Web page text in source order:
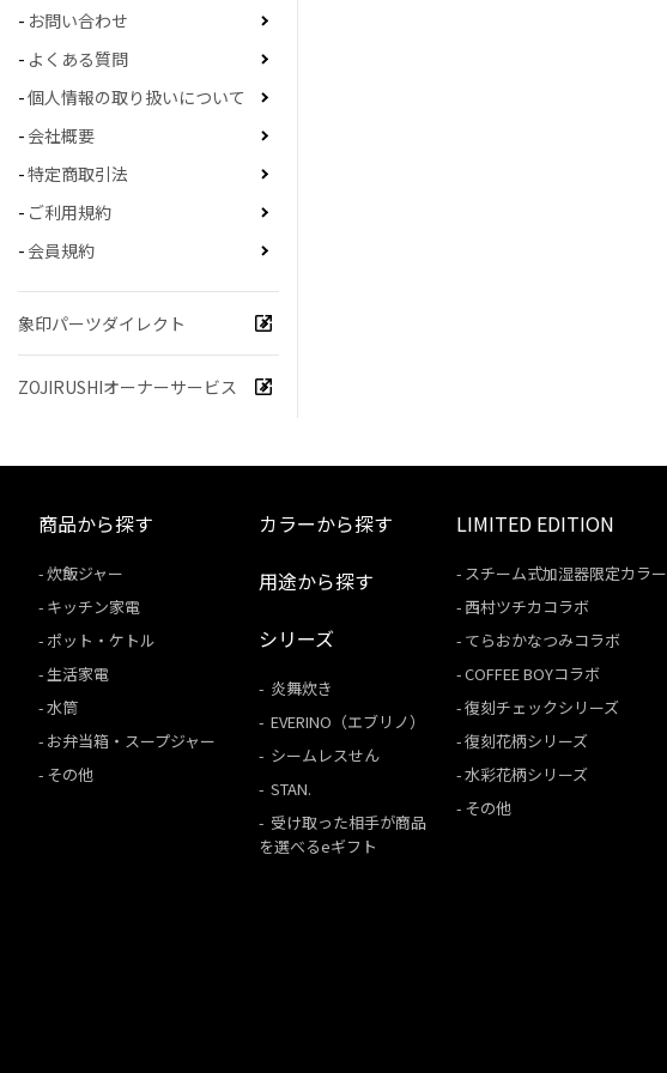
お問い合わせ
よくある質問
個人情報の取り扱いについて
会社概要
特定商取引法
ご利用規約
会員規約
象印パーツダイレクト
ZOJIRUSHIオーナーサービス
商品から探す
炊飯ジャー
キッチン家電
ポット・ケトル
生活家電
水筒
お弁当箱・スープジャー
その他
カラーから探す
用途から探す
シリーズ
炎舞炊き
EVERINO（エブリノ）
シームレスせん
STAN.
受け取った相手が商品
を選べるeギフト
LIMITED EDITION
スチーム式加湿器限定カラー
西村ツチカコラボ
てらおかなつみコラボ
COFFEE BOYコラボ
復刻チェックシリーズ
復刻花柄シリーズ
水彩花柄シリーズ
その他